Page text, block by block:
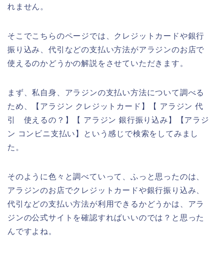
れません。
そこでこちらのページでは、クレジットカードや銀行
振り込み、代引などの支払い方法がアラジンのお店で
使えるのかどうかの解説をさせていただきます。
まず、私自身、アラジンの支払い方法について調べる
ため、【アラジン クレジットカード】【 アラジン 代
引 使えるの？】【 アラジン 銀行振り込み】【アラジ
ン コンビニ支払い】という感じで検索をしてみまし
た。
そのように色々と調べていって、ふっと思ったのは、
アラジンのお店でクレジットカードや銀行振り込み、
代引などの支払い方法が利用できるかどうかは、アラ
ジンの公式サイトを確認すればいいのでは？と思った
んですよね。